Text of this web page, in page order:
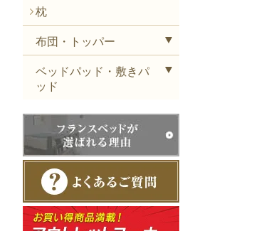
枕
布団・トッパー
ベッドパッド・敷きパ
ッド